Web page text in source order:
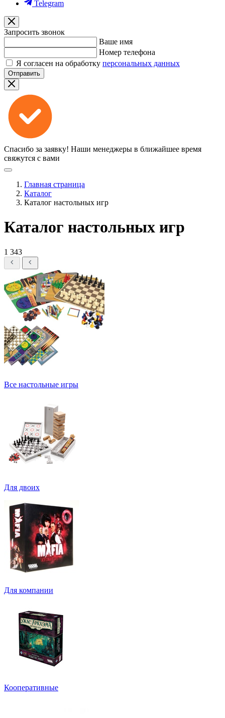
Telegram
Запросить звонок
Ваше имя
Номер телефона
Я согласен на обработку персональных данных
Отправить
Спасибо за заявку! Наши менеджеры в ближайшее время
свяжутся с вами
Главная страница
Каталог
Каталог настольных игр
Каталог настольных игр
1 343
Все настольные игры
Для двоих
Для компании
Кооперативные